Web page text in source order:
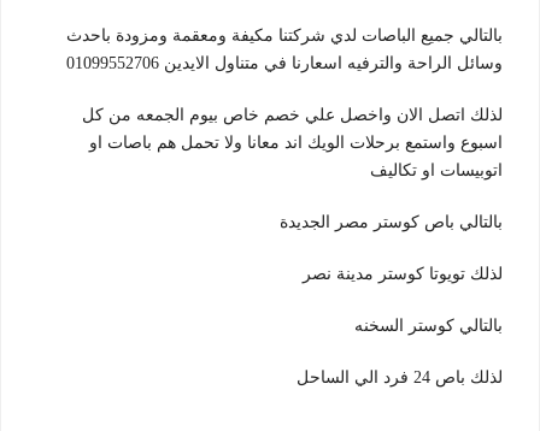
بالتالي جميع الباصات لدي شركتنا مكيفة ومعقمة ومزودة باحدث
وسائل الراحة والترفيه اسعارنا في متناول الايدين 01099552706
لذلك اتصل الان واخصل علي خصم خاص بيوم الجمعه من كل
اسبوع واستمع برحلات الويك اند معانا ولا تحمل هم باصات او
اتوبيسات او تكاليف
بالتالي باص كوستر مصر الجديدة
لذلك تويوتا كوستر مدينة نصر
بالتالي كوستر السخنه
لذلك باص 24 فرد الي الساحل